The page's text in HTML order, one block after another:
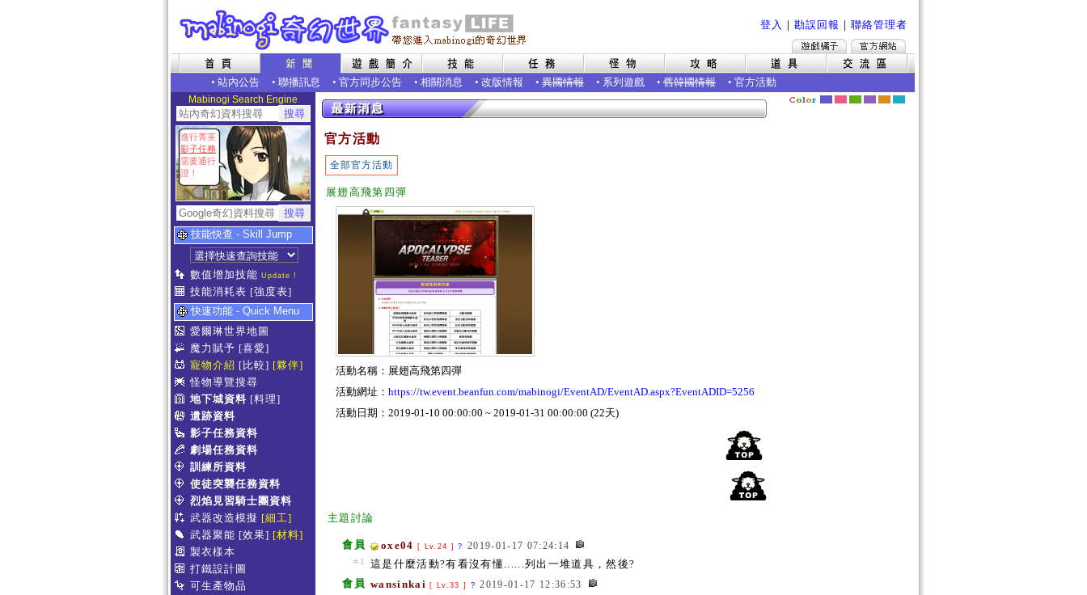
登入 ｜ 勘誤回報 ｜ 聯絡管理者
• 站內公告 • 聯播訊息 • 官方同步公告 • 相關消息 • 改版情報 • 異國情報 • 系列遊戲 • 舊韓國情報 • 官方活動
Mabinogi Search Engine
進行菁英
影子任務
需要通行
證！
技能快查 - Skill Jump
數值增加技能 Update !
技能消耗表 [強度表]
快速功能 - Quick Menu
愛爾琳世界地圖
魔力賦予 [喜愛]
寵物介紹 [比較] [夥伴]
怪物導覽搜尋
地下城資料 [料理]
遺跡資料
影子任務資料
劇場任務資料
訓練所資料
使徒突襲任務資料
烈焰見習騎士團資料
武器改造模擬 [細工]
武器聚能 [效果] [材料]
製衣樣本
打鐵設計圖
可生產物品
官方活動
全部官方活動
展翅高飛第四彈
活動名稱：展翅高飛第四彈
活動網址： https://tw.event.beanfun.com/mabinogi/EventAD/EventAD.aspx?EventADID=5256
活動日期：2019-01-10 00:00:00 ~ 2019-01-31 00:00:00 (22天)
主題討論
會員 oxe04 [ Lv.24 ]? 2019-01-17 07:24:14
#1
這是什麼活動?有看沒有懂......列出一堆道具，然後?
會員 wansinkai [ Lv.33 ] ? 2019-01-17 12:36:53